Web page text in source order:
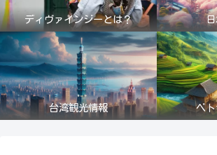
ディヴァインジーとは？
台湾観光情報 ベ